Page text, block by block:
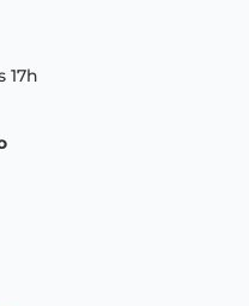
17h